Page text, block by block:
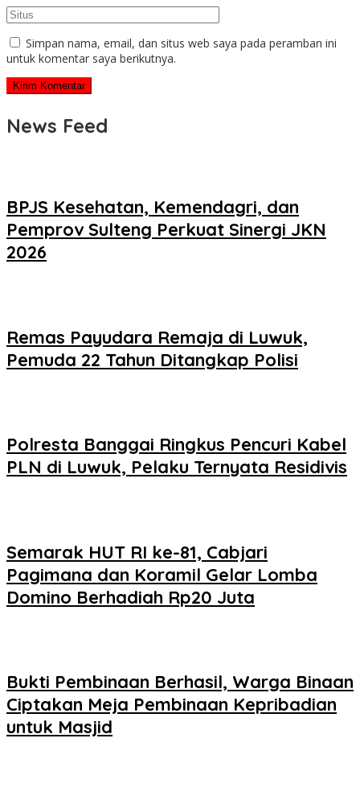
Simpan nama, email, dan situs web saya pada peramban ini
untuk komentar saya berikutnya.
News Feed
BPJS Kesehatan, Kemendagri, dan
Pemprov Sulteng Perkuat Sinergi JKN
2026
Remas Payudara Remaja di Luwuk,
Pemuda 22 Tahun Ditangkap Polisi
Polresta Banggai Ringkus Pencuri Kabel
PLN di Luwuk, Pelaku Ternyata Residivis
Semarak HUT RI ke-81, Cabjari
Pagimana dan Koramil Gelar Lomba
Domino Berhadiah Rp20 Juta
Bukti Pembinaan Berhasil, Warga Binaan
Ciptakan Meja Pembinaan Kepribadian
untuk Masjid